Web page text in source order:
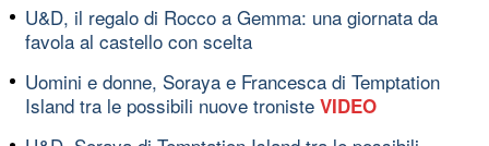
U&D, il regalo di Rocco a Gemma: una giornata da
favola al castello con scelta
Uomini e donne, Soraya e Francesca di Temptation
Island tra le possibili nuove troniste VIDEO